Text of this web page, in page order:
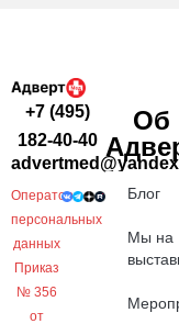
+7 (495)
182-40-40
Оператор
персональных
данных
Приказ
№ 356
от
Об
Блог
Мы на